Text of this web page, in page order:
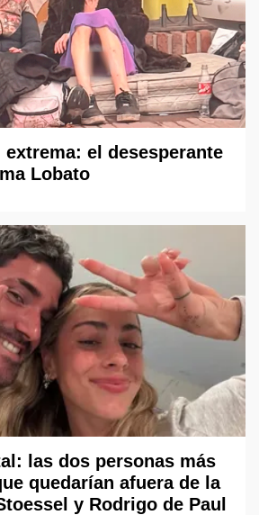
extrema: el desesperante
Lobato
las dos personas más
quedarían afuera de la
y Rodrigo de Paul